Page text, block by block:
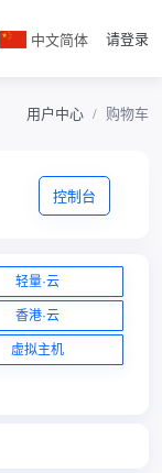
中文简体 请登录
用户中心 购物车
控制台
轻量·云
香港·云
虚拟主机